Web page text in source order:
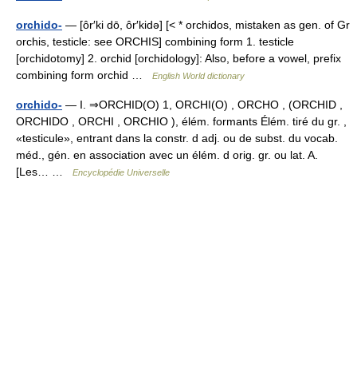
orchido- — [ôr′ki dō, ôr′kidə] [< * orchidos, mistaken as gen. of Gr
orchis, testicle: see ORCHIS] combining form 1. testicle
[orchidotomy] 2. orchid [orchidology]: Also, before a vowel, prefix
combining form orchid …
English World dictionary
orchido- — I. ⇒ORCHID(O) 1, ORCHI(O) , ORCHO , (ORCHID ,
ORCHIDO , ORCHI , ORCHIO ), élém. formants Élém. tiré du gr. ,
«testicule», entrant dans la constr. d adj. ou de subst. du vocab.
méd., gén. en association avec un élém. d orig. gr. ou lat. A.
[Les… …
Encyclopédie Universelle